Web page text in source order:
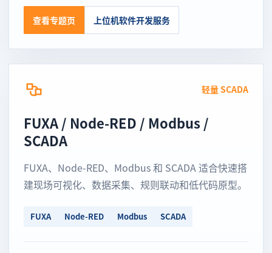
查看专题页 上位机软件开发服务
轻量 SCADA
FUXA / Node-RED / Modbus /
SCADA
FUXA、Node-RED、Modbus 和 SCADA 适合快速搭
建现场可视化、数据采集、规则联动和低代码原型。
FUXA Node-RED Modbus SCADA